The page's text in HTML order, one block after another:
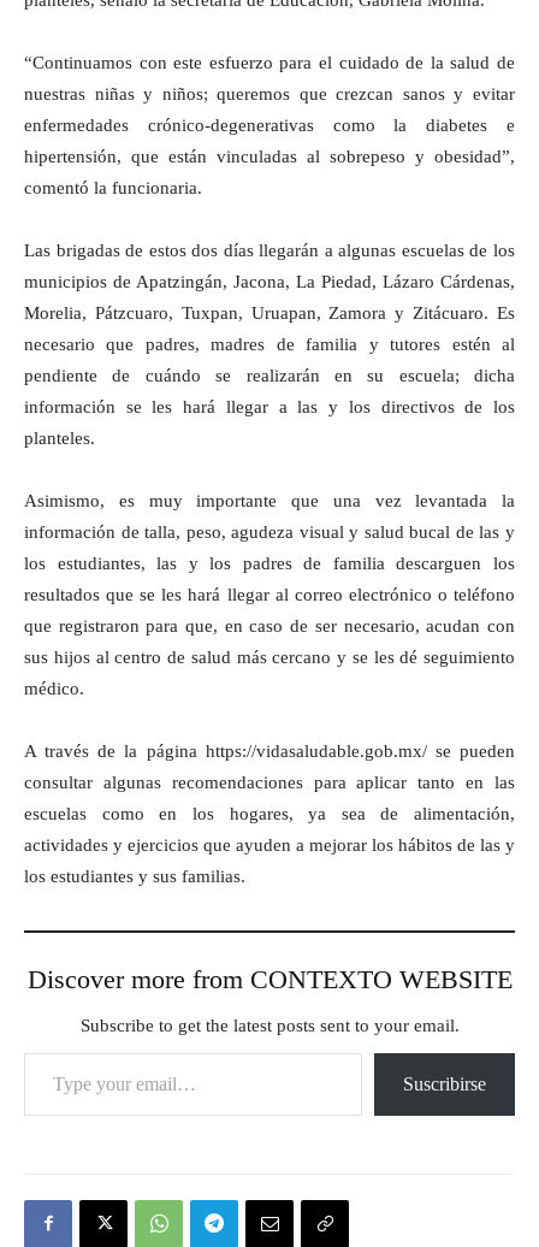
“Continuamos con este esfuerzo para el cuidado de la salud de
nuestras niñas y niños; queremos que crezcan sanos y evitar
enfermedades crónico-degenerativas como la diabetes e
hipertensión, que están vinculadas al sobrepeso y obesidad”,
comentó la funcionaria.
Las brigadas de estos dos días llegarán a algunas escuelas de los
municipios de Apatzingán, Jacona, La Piedad, Lázaro Cárdenas,
Morelia, Pátzcuaro, Tuxpan, Uruapan, Zamora y Zitácuaro. Es
necesario que padres, madres de familia y tutores estén al
pendiente de cuándo se realizarán en su escuela; dicha
información se les hará llegar a las y los directivos de los
planteles.
Asimismo, es muy importante que una vez levantada la
información de talla, peso, agudeza visual y salud bucal de las y
los estudiantes, las y los padres de familia descarguen los
resultados que se les hará llegar al correo electrónico o teléfono
que registraron para que, en caso de ser necesario, acudan con
sus hijos al centro de salud más cercano y se les dé seguimiento
médico.
A través de la página https://vidasaludable.gob.mx/ se pueden
consultar algunas recomendaciones para aplicar tanto en las
escuelas como en los hogares, ya sea de alimentación,
actividades y ejercicios que ayuden a mejorar los hábitos de las y
los estudiantes y sus familias.
Discover more from CONTEXTO WEBSITE
Subscribe to get the latest posts sent to your email.
Type your email…
Suscribirse